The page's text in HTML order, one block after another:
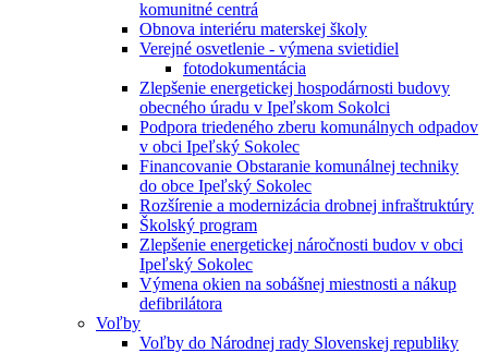
komunitné centrá
Obnova interiéru materskej školy
Verejné osvetlenie - výmena svietidiel
fotodokumentácia
Zlepšenie energetickej hospodárnosti budovy
obecného úradu v Ipeľskom Sokolci
Podpora triedeného zberu komunálnych odpadov
v obci Ipeľský Sokolec
Financovanie Obstaranie komunálnej techniky
do obce Ipeľský Sokolec
Rozšírenie a modernizácia drobnej infraštruktúry
Školský program
Zlepšenie energetickej náročnosti budov v obci
Ipeľský Sokolec
Výmena okien na sobášnej miestnosti a nákup
defibrilátora
Voľby
Voľby do Národnej rady Slovenskej republiky